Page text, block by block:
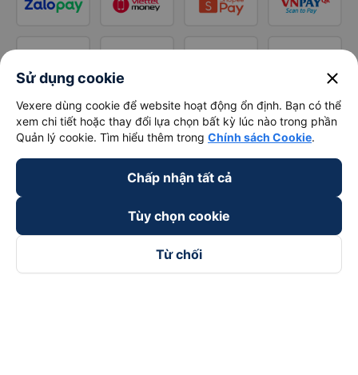
Sử dụng cookie close
Vexere dùng cookie để website hoạt động ổn định. Bạn có thể
xem chi tiết hoặc thay đổi lựa chọn bất kỳ lúc nào trong phần
Quản lý cookie. Tìm hiểu thêm trong Chính sách Cookie.
Chấp nhận tất cả
Tùy chọn cookie
Từ chối